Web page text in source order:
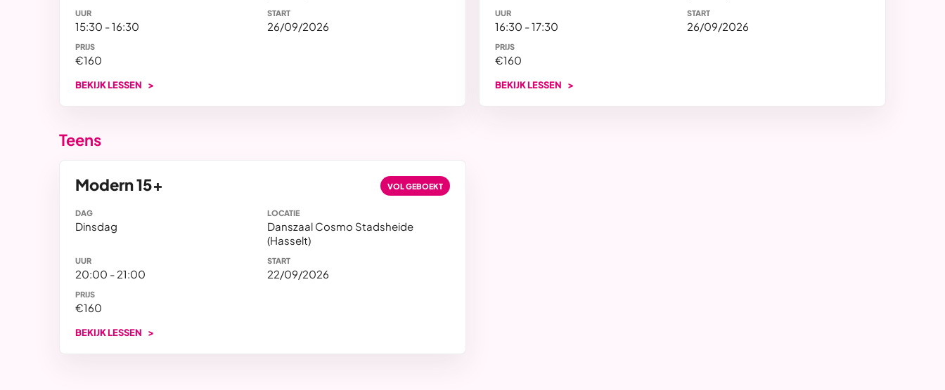
UUR
15:30 - 16:30
START
26/09/2026
PRIJS
€160
BEKIJK LESSEN
UUR
16:30 - 17:30
START
26/09/2026
PRIJS
€160
BEKIJK LESSEN
Teens
Modern 15+ VOL GEBOEKT
DAG
Dinsdag
LOCATIE
Danszaal Cosmo Stadsheide
(Hasselt)
UUR
20:00 - 21:00
START
22/09/2026
PRIJS
€160
BEKIJK LESSEN